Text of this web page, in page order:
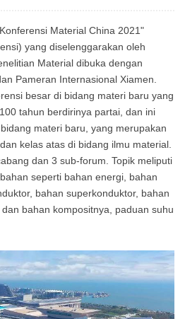
Material China 2021"
yang diselenggarakan oleh
Material dibuka dengan
Pameran Internasional Xiamen.
besar di bidang materi baru yang
tahun berdirinya partai, dan ini
materi baru, yang merupakan
kelas atas di bidang ilmu material.
dan 3 sub-forum. Topik meliputi
seperti bahan energi, bahan
bahan superkonduktor, bahan
bahan kompositnya, paduan suhu